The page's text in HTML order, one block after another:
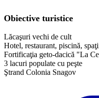
Obiective turistice
Lăcaşuri vechi de cult
Hotel, restaurant, piscină,
Fortificaţia geto-dacică "La
3 lacuri populate cu peşte
Ştrand Colonia Snagov